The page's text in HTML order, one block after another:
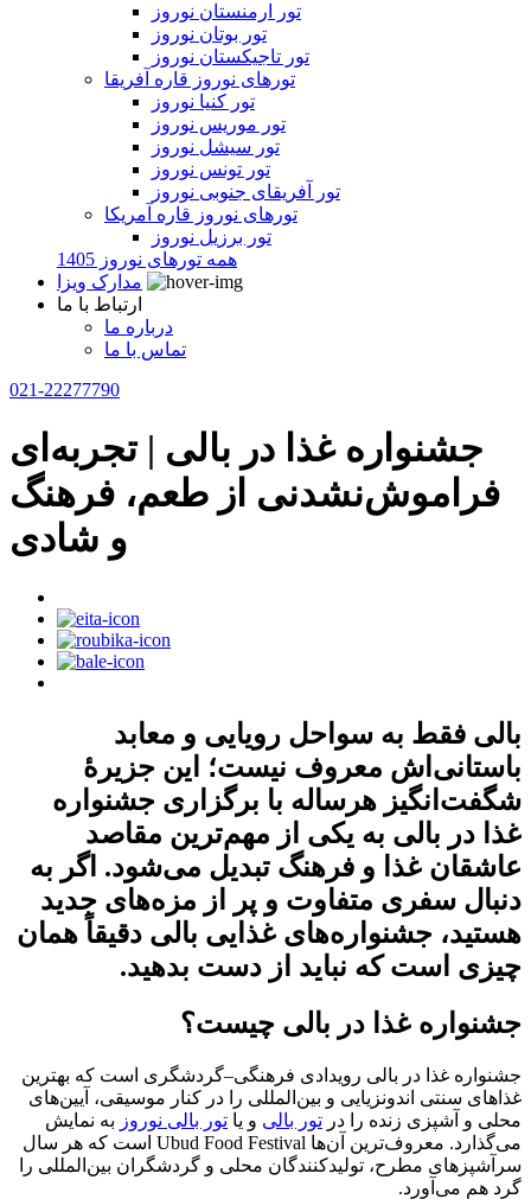
تور ارمنستان نوروز
تور بوتان نوروز
تور تاجیکستان نوروز
تورهای نوروز قاره آفریقا
تور کنیا نوروز
تور موریس نوروز
تور سیشل نوروز
تور تونس نوروز
تور آفریقای جنوبی نوروز
تورهای نوروز قاره آمریکا
تور برزیل نوروز
همه تورهای نوروز 1405
مدارک ویزا
ارتباط با ما
درباره ما
تماس با ما
021-22277790
جشنواره غذا در بالی | تجربه‌ای
فراموش‌نشدنی از طعم، فرهنگ
و شادی
بالی فقط به سواحل رویایی و معابد
باستانی‌اش معروف نیست؛ این جزیرهٔ
شگفت‌انگیز هرساله با برگزاری جشنواره
غذا در بالی به یکی از مهم‌ترین مقاصد
عاشقان غذا و فرهنگ تبدیل می‌شود. اگر به
دنبال سفری متفاوت و پر از مزه‌های جدید
هستید، جشنواره‌های غذایی بالی دقیقاً همان
چیزی است که نباید از دست بدهید.
جشنواره غذا در بالی چیست؟
جشنواره غذا در بالی رویدادی فرهنگی–گردشگری است که بهترین
غذاهای سنتی اندونزیایی و بین‌المللی را در کنار موسیقی، آیین‌های
محلی و آشپزی زنده را در تور بالی و یا تور بالی نوروز به نمایش
می‌گذارد. معروف‌ترین آن‌ها Ubud Food Festival است که هر سال
سرآشپزهای مطرح، تولیدکنندگان محلی و گردشگران بین‌المللی را
گرد هم می‌آورد.